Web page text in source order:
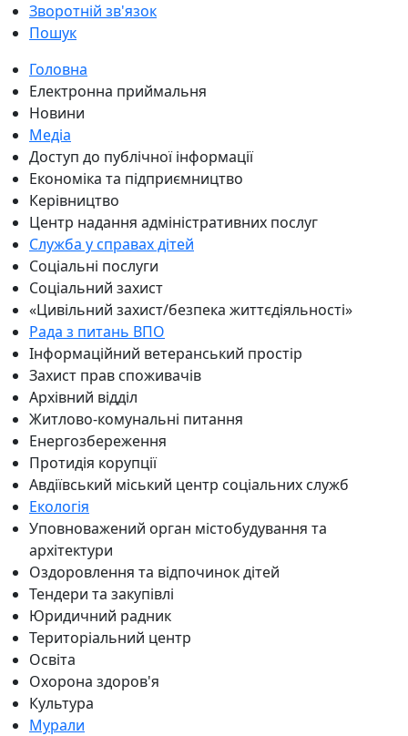
Зворотній зв'язок
Пошук
Головна
Електронна приймальня
Новини
Медіа
Доступ до публічної інформації
Економіка та підприємництво
Керівництво
Центр надання адміністративних послуг
Служба у справах дітей
Соціальні послуги
Соціальний захист
«Цивільний захист/безпека життєдіяльності»
Рада з питань ВПО
Інформаційний ветеранський простір
Захист прав споживачів
Архівний відділ
Житлово-комунальні питання
Енергозбереження
Протидія корупції
Авдіївський міський центр соціальних служб
Екологія
Уповноважений орган містобудування та
архітектури
Оздоровлення та відпочинок дітей
Тендери та закупівлі
Юридичний радник
Територіальний центр
Освіта
Охорона здоров'я
Культура
Мурали